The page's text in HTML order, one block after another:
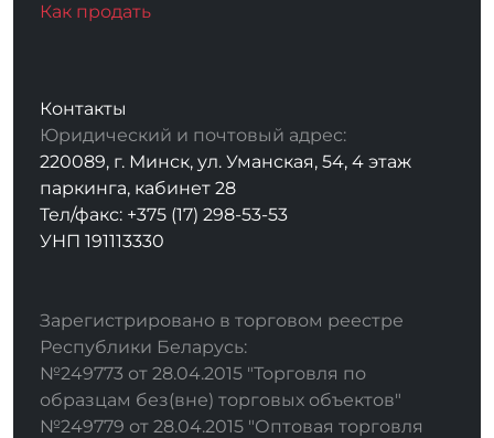
Как продать
Контакты
Юридический и почтовый адрес:
220089, г. Минск, ул. Уманская, 54, 4 этаж
паркинга, кабинет 28
Тел/факс: +375 (17) 298-53-53
УНП 191113330
Зарегистрировано в торговом реестре
Республики Беларусь:
№249773 от 28.04.2015 "Торговля по
образцам без(вне) торговых объектов"
№249779 от 28.04.2015 "Оптовая торговля